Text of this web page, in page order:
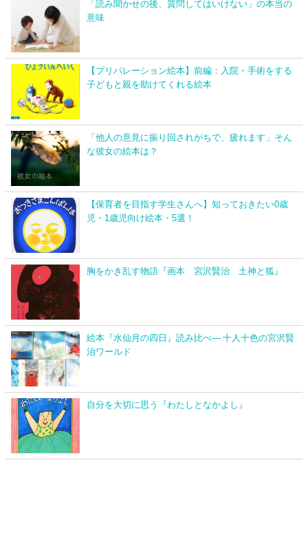
「読み聞かせの後、質問してはいけない」の本当の
意味
【プリパレーション絵本】前編：入院・手術をする
子どもと親を助けてくれる絵本
「他人の意見に振り回されがちで、疲れます」そん
な彼女の絵本は？
【保育者を目指す学生さんへ】知っておきたい0歳
児・1歳児向け絵本・5選！
胸をかき乱す物語『画本 宮沢賢治 土神と狐』
絵本『水仙月の四日』読み比べ― 十人十色の宮沢賢
治ワールド
自分を大切に思う『わたしとなかよし』